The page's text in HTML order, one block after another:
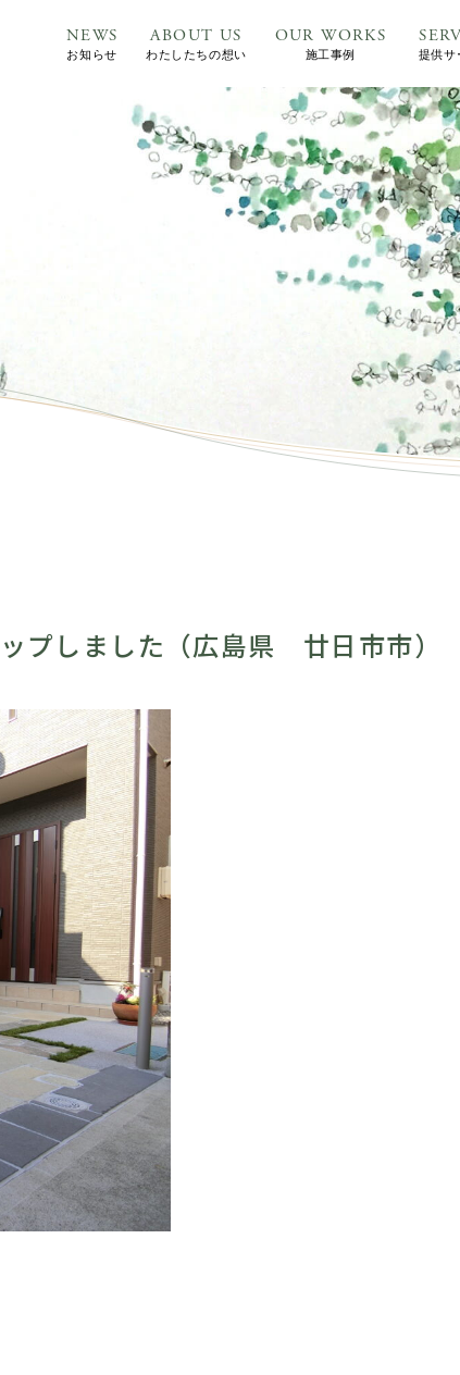
NEWS
お知らせ
ABOUT US
わたしたちの想い
OUR WORKS
施工事例 提供サ
プしました（広島県 廿日市市）